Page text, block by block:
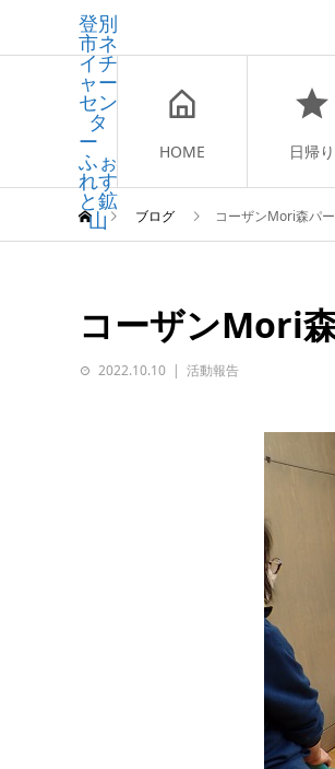
登別
市ネ
イチ
ャー
セン
タ
ー
ふぉ
れす
と鉱
山
HOME 日帰り
ブログ コーザンMori森パ
コーザンMori
2022.10.10 活動報告